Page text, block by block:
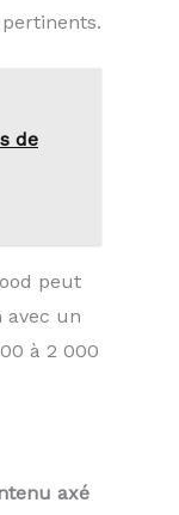
de
peut
avec un
à 2 000
axé